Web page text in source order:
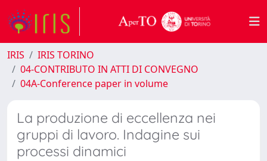
IRIS
IRIS TORINO
04-CONTRIBUTO IN ATTI DI CONVEGNO
04A-Conference paper in volume
La produzione di eccellenza nei
gruppi di lavoro. Indagine sui
processi dinamici